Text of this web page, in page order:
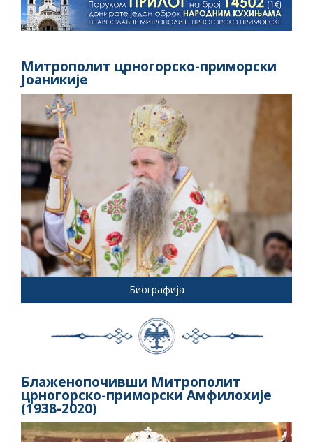
Митрополит црногорско-приморски
Јоаникије
Биографија
Блаженопочивши Митрополит
црногорско-приморски Амфилохије
(1938-2020)